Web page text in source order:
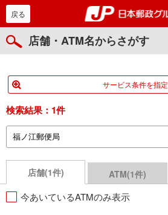
戻る
店舗・ATM名からさがす
サービス条件を指定
検索結果： 1件
店舗(1件) ATM(1件)
今あいているATMのみ表示